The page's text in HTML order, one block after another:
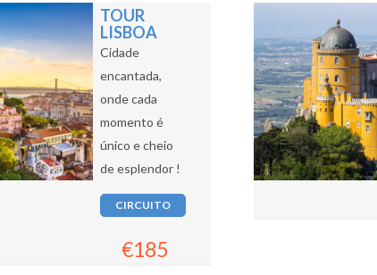
TOUR
LISBOA
Cidade
encantada,
onde cada
momento é
único e cheio
de esplendor !
CIRCUITO
€185